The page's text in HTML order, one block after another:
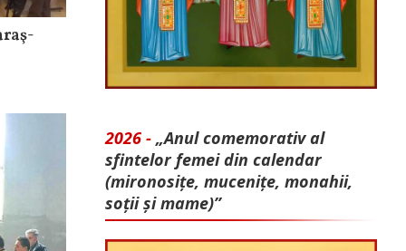
2026 - „Anul comemorativ al
sfintelor femei din calendar
(mironosițe, mu­cenițe, monahii,
soții și mame)”